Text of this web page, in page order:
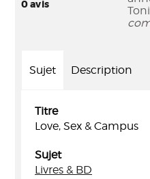
0avis
Sujet Description
Titre
Love, Sex & Campus
Sujet
Livres & BD